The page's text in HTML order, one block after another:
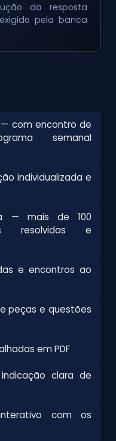
da resposta
pela banca
— com encontro de
semanal
individualizada e
— mais de 100
resolvidas e
e encontros ao
peças e questões
em PDF
clara de
com os